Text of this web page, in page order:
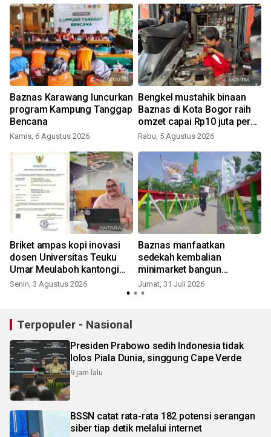
Baznas Karawang luncurkan
program Kampung Tanggap
Bencana
Kamis, 6 Agustus 2026
Bengkel mustahik binaan
Baznas di Kota Bogor raih
omzet capai Rp10 juta per
bulan
Rabu, 5 Agustus 2026
Briket ampas kopi inovasi
dosen Universitas Teuku
Umar Meulaboh kantongi
sertifikat paten
Senin, 3 Agustus 2026
Baznas manfaatkan
sedekah kembalian
minimarket bangun
jembatan di Sukabumi
Jumat, 31 Juli 2026
Terpopuler - Nasional
Presiden Prabowo sedih Indonesia tidak
lolos Piala Dunia, singgung Cape Verde
9 jam lalu
BSSN catat rata-rata 182 potensi serangan
siber tiap detik melalui internet